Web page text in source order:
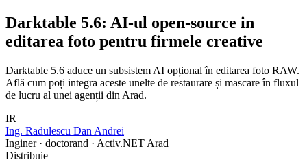
Darktable 5.6: AI-ul open-source in
editarea foto pentru firmele creative
Darktable 5.6 aduce un subsistem AI opțional în editarea foto RAW.
Află cum poți integra aceste unelte de restaurare și mascare în fluxul
de lucru al unei agenții din Arad.
IR
Ing. Radulescu Dan Andrei
Inginer · doctorand · Activ.NET Arad
Distribuie